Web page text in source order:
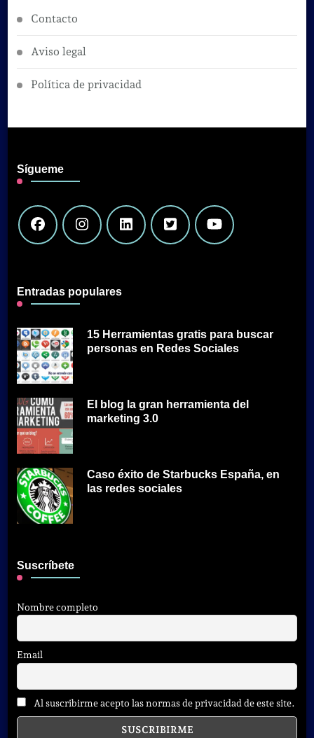
Contacto
Aviso legal
Política de privacidad
Sígueme
Entradas populares
15 Herramientas gratis para buscar
personas en Redes Sociales
El blog la gran herramienta del
marketing 3.0
Caso éxito de Starbucks España, en
las redes sociales
Suscríbete
Nombre completo
Email
Al suscribirme acepto las normas de privacidad de este site.